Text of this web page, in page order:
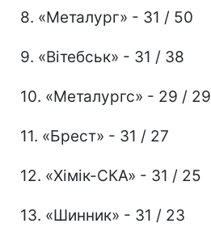
8. «Металург» - 31 / 50
9. «Вітебськ» - 31 / 38
10. «Металургс» - 29 / 29
11. «Брест» - 31 / 27
12. «Хімік-СКА» - 31 / 25
13. «Шинник» - 31 / 23